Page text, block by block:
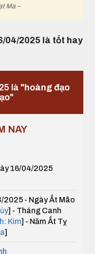
Ma –
04/2025 là tốt hay
là "hoàng đạo
NAY
16/04/2025
2025 - Ngày Ất Mão
] - Tháng Canh
Kim] - Năm Ất Tỵ
]